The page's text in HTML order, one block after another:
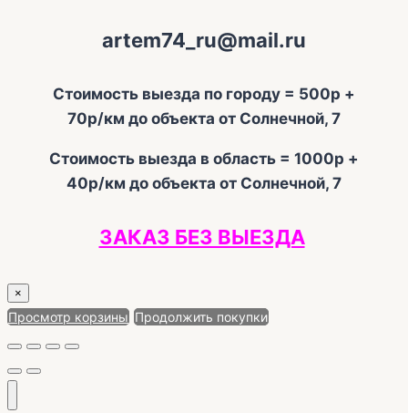
artem74_ru@mail.ru
Стоимость выезда по городу = 500р +
70р/км до объекта от Солнечной, 7
Стоимость выезда в область = 1000р +
40р/км до объекта от Солнечной, 7
ЗАКАЗ БЕЗ ВЫЕЗДА
×
Просмотр корзины Продолжить покупки